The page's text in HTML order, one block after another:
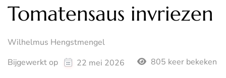
Tomatensaus invriezen
Wilhelmus Hengstmengel
Bijgewerkt op
22 mei 2026 805 keer bekeken